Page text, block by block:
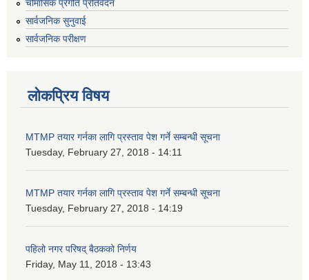
चौमासिक प्रगति प्रतिवेदन
सार्वजनिक सुनुवाई
सार्वजनिक परीक्षण
लोकप्रिय विषय
MTMP तयार गर्नका लागि प्रस्ताव पेश गर्ने सम्बन्धी सूचना
Tuesday, February 27, 2018 - 14:11
MTMP तयार गर्नका लागि प्रस्ताव पेश गर्ने सम्बन्धी सूचना
Tuesday, February 27, 2018 - 14:19
पहिलो नगर परिषद् बैठकको निर्णय
Friday, May 11, 2018 - 13:43